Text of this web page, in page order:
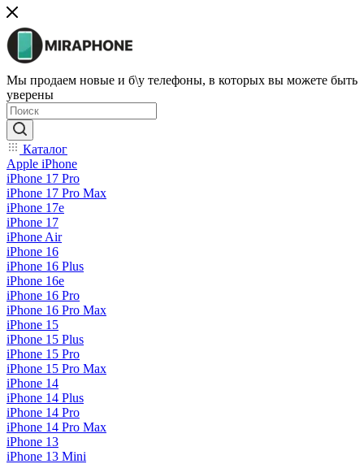
Мы продаем новые и б\у телефоны, в которых вы можете быть
уверены
Каталог
Apple iPhone
iPhone 17 Pro
iPhone 17 Pro Max
iPhone 17e
iPhone 17
iPhone Air
iPhone 16
iPhone 16 Plus
iPhone 16e
iPhone 16 Pro
iPhone 16 Pro Max
iPhone 15
iPhone 15 Plus
iPhone 15 Pro
iPhone 15 Pro Max
iPhone 14
iPhone 14 Plus
iPhone 14 Pro
iPhone 14 Pro Max
iPhone 13
iPhone 13 Mini